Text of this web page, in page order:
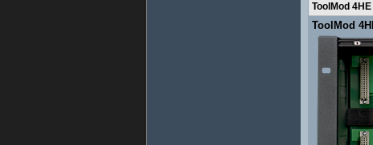
ToolMod
ToolMod